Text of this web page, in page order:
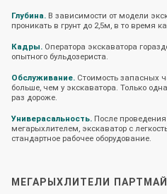
Глубина. В зависимости от модели
проникать в грунт до 2,5м, в то время
Кадры. Оператора экскаватора
опытного бульдозериста.
Обслуживание. Стоимость запасных
больше, чем у экскаватора. Только
раз дороже.
Универасальность. После
мегарыхлителем, экскаватор с
стандартное рабочее оборудование.
МЕГАРЫХЛИТЕЛИ